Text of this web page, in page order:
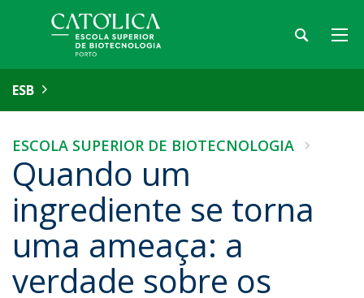
ESB
ESCOLA SUPERIOR DE BIOTECNOLOGIA
Quando um
ingrediente se torna
uma ameaça: a
verdade sobre os